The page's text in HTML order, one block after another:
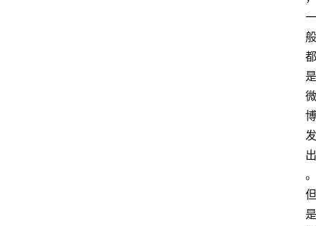
一
般
都
是
微
博
发
出
。
但
是